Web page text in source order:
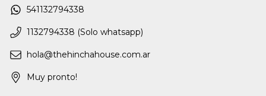
541132794338
1132794338 (Solo whatsapp)
hola@thehinchahouse.com.ar
Muy pronto!